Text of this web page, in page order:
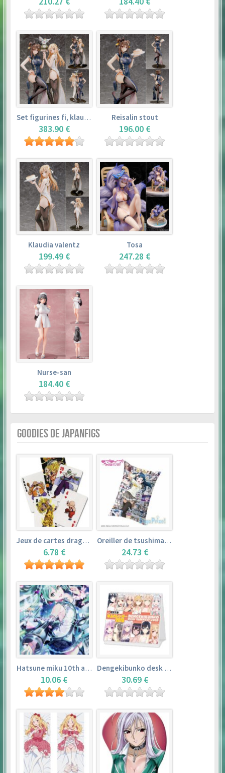
Set figurines fi, klaudia valentz, reisalin stout
383.90 €
Reisalin stout
196.00 €
Klaudia valentz
199.49 €
Tosa
247.28 €
Nurse-san
184.40 €
GOODIES DE JAPANFIGS
Jeux de cartes dragon ball
6.78 €
Oreiller de tsushima yoshiko (35cm×53cm) – love live! sunshine!!
24.73 €
Hatsune miku 10th anniversary book
10.06 €
Dengekibunko desk calendar 2018
30.69 €